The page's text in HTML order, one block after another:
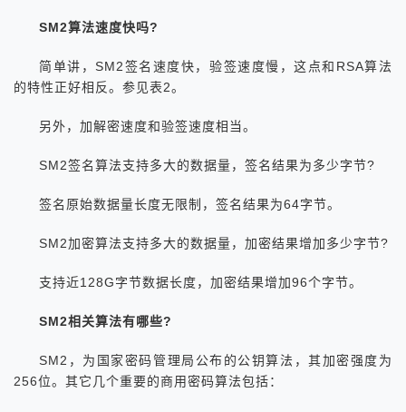
SM2算法速度快吗?
简单讲，SM2签名速度快，验签速度慢，这点和RSA算法
的特性正好相反。参见表2。
另外，加解密速度和验签速度相当。
SM2签名算法支持多大的数据量，签名结果为多少字节?
签名原始数据量长度无限制，签名结果为64字节。
SM2加密算法支持多大的数据量，加密结果增加多少字节?
支持近128G字节数据长度，加密结果增加96个字节。
SM2相关算法有哪些?
SM2，为国家密码管理局公布的公钥算法，其加密强度为
256位。其它几个重要的商用密码算法包括：